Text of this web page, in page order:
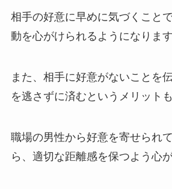
相手の好意に早めに気づくこと
動を心がけられるようになります
また、相手に好意がないことを
を逃さずに済むというメリット
職場の男性から好意を寄せられ
ら、適切な距離感を保つよう心